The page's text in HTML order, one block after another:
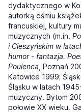
dydaktycznego w
autorką ośmiu
francuskiej, kultury
muzycznych (m.in.
i Cieszyńskim w
humor - fantazja.
Poulenca , Poznań
Katowice 1999;
Śląsku w latach
muzyczny. Bytom
połowie XX wieku.